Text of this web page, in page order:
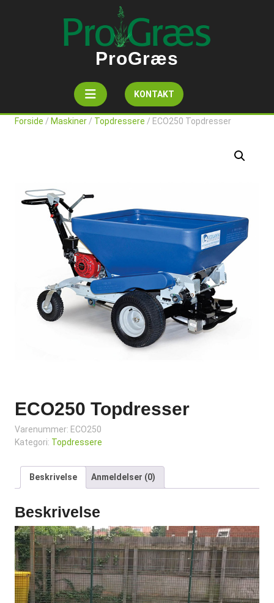
ProGræs
Open
Button
KONTAKTGet
A
Quote
Forside / Maskiner / Topdressere / ECO250 Topdresser
ECO250 Topdresser
Varenummer: ECO250
Kategori: Topdressere
Beskrivelse Anmeldelser (0)
Beskrivelse
Videoafspiller